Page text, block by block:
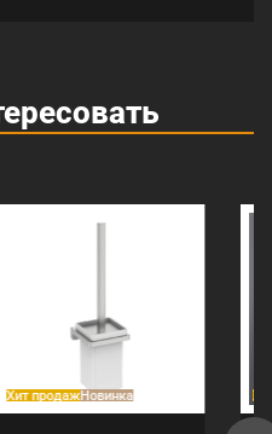
Хит продажНовинка